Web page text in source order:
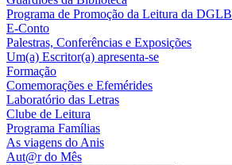
Programa de Promoção da Leitura da DGLB
E-Conto
Palestras, Conferências e Exposições
Um(a) Escritor(a) apresenta-se
Formação
Comemorações e Efemérides
Laboratório das Letras
Clube de Leitura
Programa Famílias
As viagens do Anis
Aut@r do Mês